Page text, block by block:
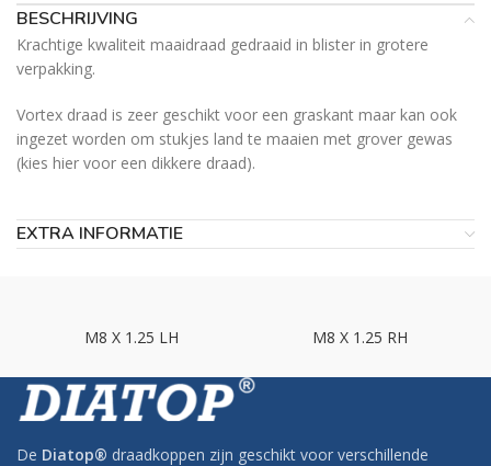
BESCHRIJVING
Krachtige kwaliteit maaidraad gedraaid in blister in grotere
verpakking.
Vortex draad is zeer geschikt voor een graskant maar kan ook
ingezet worden om stukjes land te maaien met grover gewas
(kies hier voor een dikkere draad).
EXTRA INFORMATIE
M8 X 1.25 LH M8 X 1.25 RH
De Diatop® draadkoppen zijn geschikt voor verschillende